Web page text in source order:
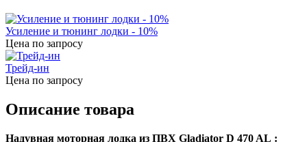
Усиление и тюнинг лодки - 10%
Цена по запросу
Трейд-ин
Цена по запросу
Описание товара
Надувная моторная лодка из ПВХ Gladiator D 470 AL :